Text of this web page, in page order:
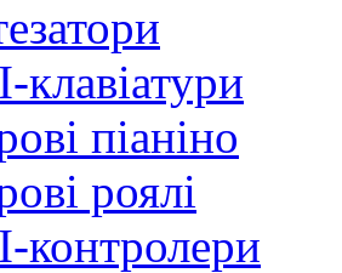
піаніно
роялі
контролери